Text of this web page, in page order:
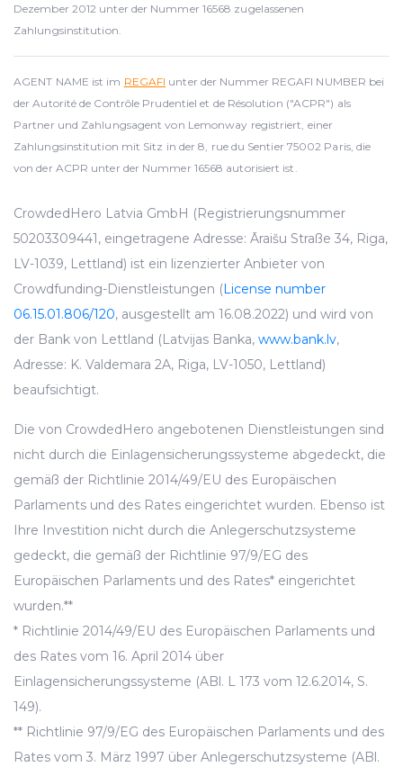
Dezember 2012 unter der Nummer 16568 zugelassenen
Zahlungsinstitution.
AGENT NAME ist im REGAFI unter der Nummer REGAFI NUMBER bei
der Autorité de Contrôle Prudentiel et de Résolution ("ACPR") als
Partner und Zahlungsagent von Lemonway registriert, einer
Zahlungsinstitution mit Sitz in der 8, rue du Sentier 75002 Paris, die
von der ACPR unter der Nummer 16568 autorisiert ist.
CrowdedHero Latvia GmbH (Registrierungsnummer
50203309441, eingetragene Adresse: Āraišu Straße 34, Riga,
LV-1039, Lettland) ist ein lizenzierter Anbieter von
Crowdfunding-Dienstleistungen (License number
06.15.01.806/120, ausgestellt am 16.08.2022) und wird von
der Bank von Lettland (Latvijas Banka, www.bank.lv,
Adresse: K. Valdemara 2A, Riga, LV-1050, Lettland)
beaufsichtigt.
Die von CrowdedHero angebotenen Dienstleistungen sind
nicht durch die Einlagensicherungssysteme abgedeckt, die
gemäß der Richtlinie 2014/49/EU des Europäischen
Parlaments und des Rates eingerichtet wurden. Ebenso ist
Ihre Investition nicht durch die Anlegerschutzsysteme
gedeckt, die gemäß der Richtlinie 97/9/EG des
Europäischen Parlaments und des Rates* eingerichtet
wurden.**
* Richtlinie 2014/49/EU des Europäischen Parlaments und
des Rates vom 16. April 2014 über
Einlagensicherungssysteme (ABl. L 173 vom 12.6.2014, S.
149).
** Richtlinie 97/9/EG des Europäischen Parlaments und des
Rates vom 3. März 1997 über Anlegerschutzsysteme (ABl.